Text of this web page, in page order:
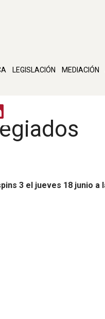
LEGISLACIÓN MEDIACIÓN
3 el jueves 18 junio a